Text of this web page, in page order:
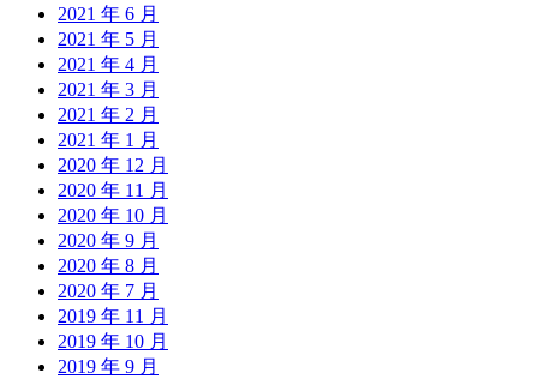
2021 年 6 月
2021 年 5 月
2021 年 4 月
2021 年 3 月
2021 年 2 月
2021 年 1 月
2020 年 12 月
2020 年 11 月
2020 年 10 月
2020 年 9 月
2020 年 8 月
2020 年 7 月
2019 年 11 月
2019 年 10 月
2019 年 9 月